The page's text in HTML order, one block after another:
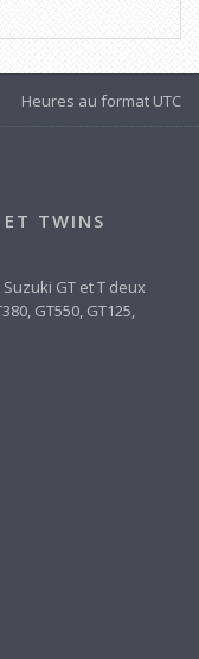
Heures au format UTC
TWINS
GT et T deux
GT550, GT125,